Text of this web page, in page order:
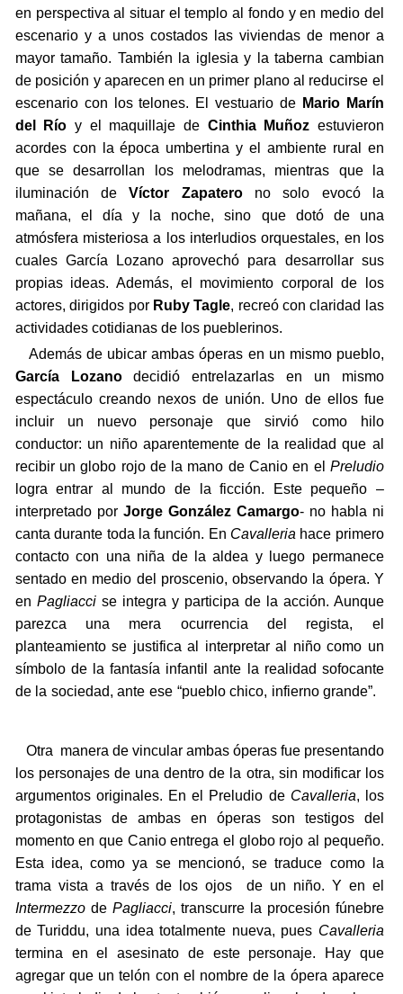
en perspectiva al situar el templo al fondo y en medio del
escenario y a unos costados las viviendas de menor a
mayor tamaño. También la iglesia y la taberna cambian
de posición y aparecen en un primer plano al reducirse el
escenario con los telones. El vestuario de Mario Marín
del Río y el maquillaje de Cinthia Muñoz estuvieron
acordes con la época umbertina y el ambiente rural en
que se desarrollan los melodramas, mientras que la
iluminación deVíctor Zapaterono solo evocó la
mañana, el día y la noche, sino que dotó de una
atmósfera misteriosa a los interludios orquestales, en los
cuales García Lozano aprovechó para desarrollar sus
propias ideas. Además, el movimiento corporal de los
actores, dirigidos por Ruby Tagle, recreó con claridad las
actividades cotidianas de los pueblerinos.
Además de ubicar ambas óperas en un mismo pueblo,
García Lozanodecidió entrelazarlas en un mismo
espectáculo creando nexos de unión. Uno de ellos fue
incluir un nuevo personaje que sirvió como hilo
conductor: un niño aparentemente de la realidad que al
recibir un globo rojo de la mano de Canio en el Preludio
logra entrar al mundo de la ficción. Este pequeño –
interpretado por Jorge González Camargo- no habla ni
canta durante toda la función. En Cavalleria hace primero
contacto con una niña de la aldea y luego permanece
sentado en medio del proscenio, observando la ópera. Y
en Pagliaccise integra y participa de la acción. Aunque
parezca una mera ocurrencia del regista, el
planteamiento se justifica al interpretar al niño como un
símbolo de la fantasía infantil ante la realidad sofocante
de la sociedad, ante ese “pueblo chico, infierno grande”.
Otra manera de vincular ambas óperas fue presentando
los personajes de una dentro de la otra, sin modificar los
argumentos originales. En el Preludio de Cavalleria, los
protagonistas de ambas en óperas son testigos del
momento en que Canio entrega el globo rojo al pequeño.
Esta idea, como ya se mencionó, se traduce como la
trama vista a través de los ojos de un niño. Y en el
Intermezzode Pagliacci, transcurre la procesión fúnebre
de Turiddu, una idea totalmente nueva, pues Cavalleria
termina en el asesinato de este personaje. Hay que
agregar que un telón con el nombre de la ópera aparece